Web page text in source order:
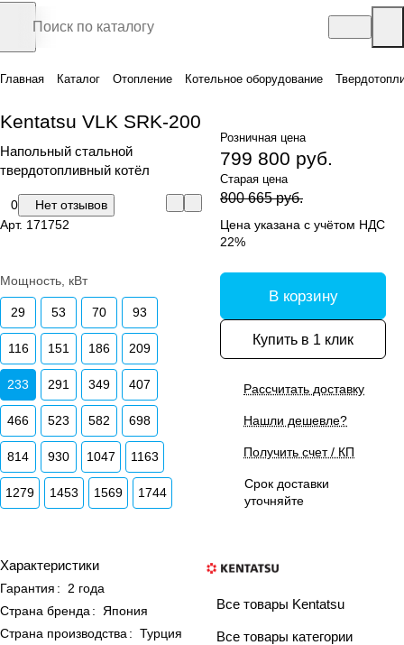
Главная Каталог Отопление Котельное оборудование
Kentatsu VLK SRK-200
Напольный стальной
твердотопливный котёл
0
Нет отзывов
Арт. 171752
Мощность, кВт
29 53 70 93
116 151 186 209
233 291 349 407
466 523 582 698
814 930 1047 1163
1279 1453 1569 1744
Характеристики
Гарантия :
2 года
Страна бренда :
Япония
Страна производства : Турция
Розничная цена
799 800 руб.
Старая цена
800 665 руб.
Цена указана с учётом НДС
22%
В корзину
Купить в 1 клик
Рассчитать доставку
Нашли дешевле?
Получить счет / КП
Срок доставки
уточняйте
Все товары Kentatsu
Все товары категории